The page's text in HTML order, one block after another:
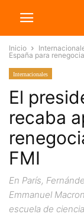
Inicio
España para
Internacionales
El
recaba
FMI
En París,
Emmanuel
escuela de